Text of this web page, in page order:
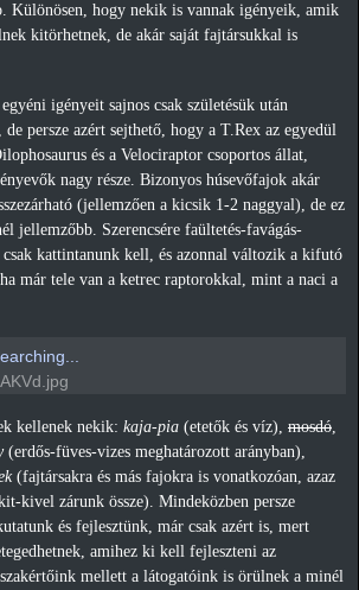
Különösen, hogy nekik is vannak igényeik, amik
kitörhetnek, de akár saját fajtársukkal is
egyéni igényeit sajnos csak születésük után
persze azért sejthető, hogy a T.Rex az egyedül
és a Velociraptor csoportos állat,
nagy része. Bizonyos húsevőfajok akár
(jellemzően a kicsik 1-2 naggyal), de ez
jellemzőbb. Szerencsére faültetés-favágás-
csak kattintanunk kell, és azonnal változik a kifutó
már tele van a ketrec raptorokkal, mint a naci a
kellenek nekik: kaja-pia (etetők és víz), mosdó
(erdős-füves-vizes meghatározott arányban),
(fajtársakra és más fajokra is vonatkozóan, azaz
kivel zárunk össze). Mindeközben persze
és fejlesztünk, már csak azért is, mert
amihez ki kell fejleszteni az
mellett a látogatóink is örülnek a minél